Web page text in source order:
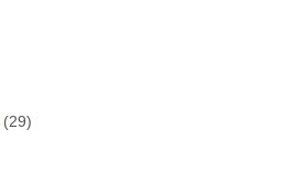
(29)